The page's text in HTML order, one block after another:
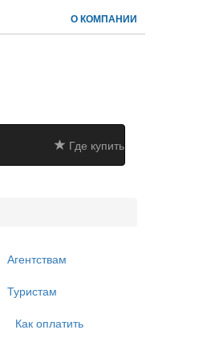
О КОМПАНИИ
Где купить
Агентствам
Туристам
Как оплатить